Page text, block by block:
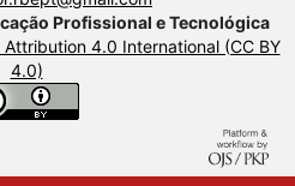
Profissional e Tecnológica
4.0 International (CC BY
4.0)